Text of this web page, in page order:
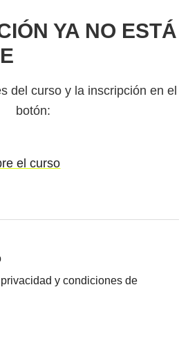
YA NO ESTÁ
del curso y la inscripción en el
botón:
el curso
y condiciones de